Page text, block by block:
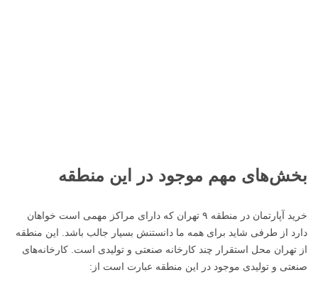
بخش‌های مهم موجود در این منطقه
خرید آپارتمان در منطقه ۹ تهران که دارای مراکز مهمی است خواهان
دارد از طرفی شاید برای همه ما دانستنش بسیار جالب باشد. این منطقه
از تهران محل استقرار چند کارخانه صنعتی و تولیدی است. کارخانه‌های
صنعتی و تولیدی موجود در این منطقه عبارت است از: